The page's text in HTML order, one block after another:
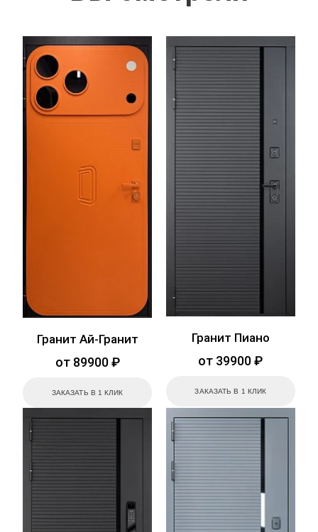
Гранит Ай-Гранит
от 89900 ₽
ЗАКАЗАТЬ В 1 КЛИК
Гранит Пиано
от 39900 ₽
ЗАКАЗАТЬ В 1 КЛИК